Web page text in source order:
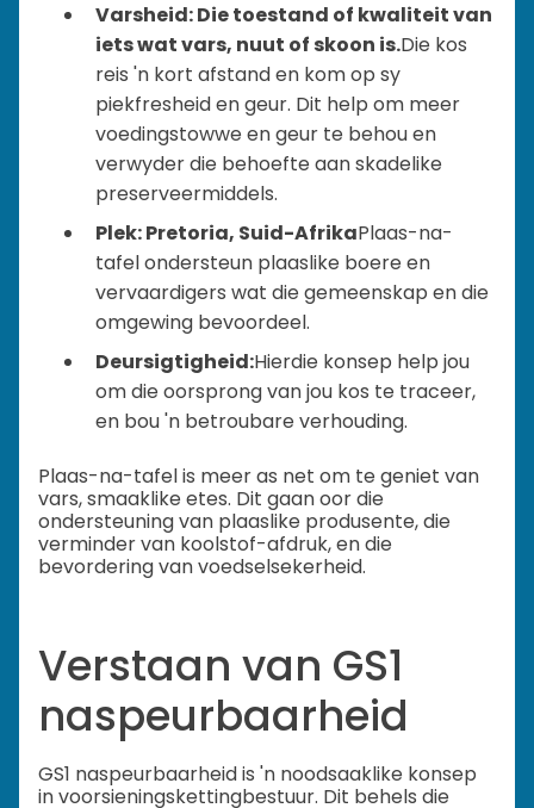
Varsheid: Die toestand of kwaliteit van
iets wat vars, nuut of skoon is.Die kos
reis 'n kort afstand en kom op sy
piekfresheid en geur. Dit help om meer
voedingstowwe en geur te behou en
verwyder die behoefte aan skadelike
preserveermiddels.
Plek: Pretoria, Suid-AfrikaPlaas-na-
tafel ondersteun plaaslike boere en
vervaardigers wat die gemeenskap en die
omgewing bevoordeel.
Deursigtigheid:Hierdie konsep help jou
om die oorsprong van jou kos te traceer,
en bou 'n betroubare verhouding.
Plaas-na-tafel is meer as net om te geniet van
vars, smaaklike etes. Dit gaan oor die
ondersteuning van plaaslike produsente, die
verminder van koolstof-afdruk, en die
bevordering van voedselsekerheid.
Verstaan van GS1
naspeurbaarheid
GS1 naspeurbaarheid is 'n noodsaaklike konsep
in voorsieningskettingbestuur. Dit behels die